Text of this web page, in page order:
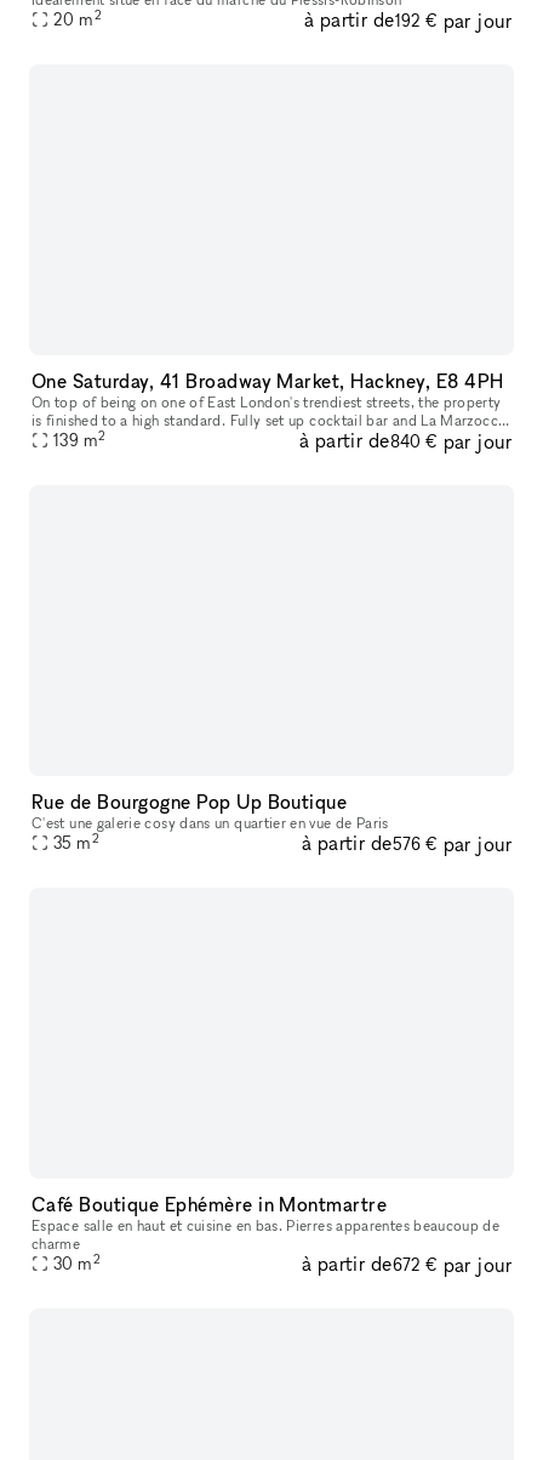
20 m2 à partir de192 € par jour
One Saturday, 41 Broadway Market, Hackney, E8 4PH
On top of being on one of East London's trendiest streets, the property
is finished to a high standard. Fully set up cocktail bar and La Marzocco
Coffee Machine. Fully set up kitchen with a massive w
139 m2 à partir de840 € par jour
Rue de Bourgogne Pop Up Boutique
C'est une galerie cosy dans un quartier en vue de Paris
35 m2 à partir de576 € par jour
Café Boutique Ephémère in Montmartre
Espace salle en haut et cuisine en bas. Pierres apparentes beaucoup de
charme
30 m2 à partir de672 € par jour